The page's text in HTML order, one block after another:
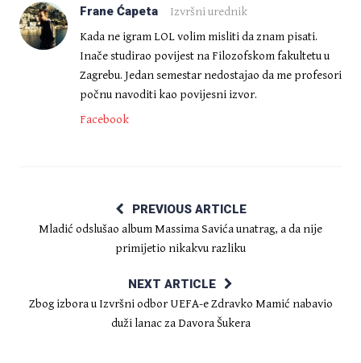
Frane Ćapeta
Izvršni urednik
Kada ne igram LOL volim misliti da znam pisati.
Inače studirao povijest na Filozofskom fakultetu u
Zagrebu. Jedan semestar nedostajao da me profesori
počnu navoditi kao povijesni izvor.
Facebook
PREVIOUS ARTICLE
Mladić odslušao album Massima Savića unatrag, a da nije
primijetio nikakvu razliku
NEXT ARTICLE
Zbog izbora u Izvršni odbor UEFA-e Zdravko Mamić nabavio
duži lanac za Davora Šukera